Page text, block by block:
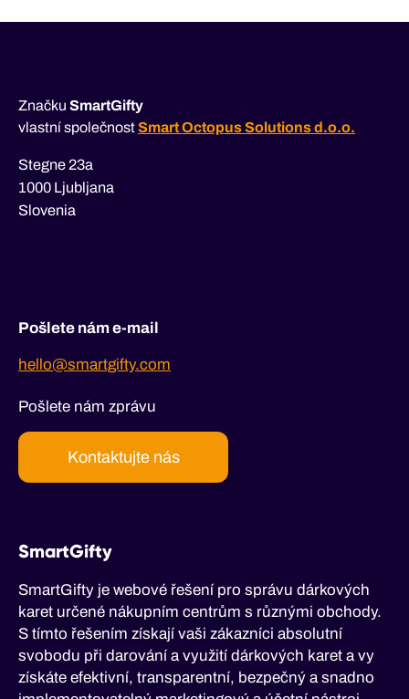
příspěvek
Značku SmartGifty
vlastní společnostSmart Octopus Solutions d.o.o.
Stegne 23a
1000 Ljubljana
Slovenia
Pošlete nám e-mail
hello@smartgifty.com
Pošlete nám zprávu
Kontaktujte nás
SmartGifty
SmartGifty je webové řešení pro správu dárkových
karet určené nákupním centrům s různými obchody.
S tímto řešením získají vaši zákazníci absolutní
svobodu při darování a využití dárkových karet a vy
získáte efektivní, transparentní, bezpečný a snadno